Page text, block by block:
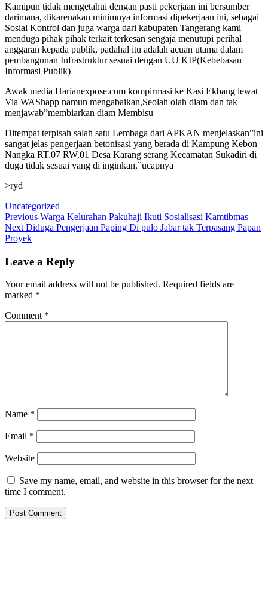
Kamipun tidak mengetahui dengan pasti pekerjaan ini bersumber
darimana, dikarenakan minimnya informasi dipekerjaan ini, sebagai
Sosial Kontrol dan juga warga dari kabupaten Tangerang kami
menduga pihak pihak terkait terkesan sengaja menutupi perihal
anggaran kepada publik, padahal itu adalah acuan utama dalam
pembangunan Infrastruktur sesuai dengan UU KIP(Kebebasan
Informasi Publik)
Awak media Harianexpose.com kompirmasi ke Kasi Ekbang lewat
Via WAShapp namun mengabaikan,Seolah olah diam dan tak
menjawab”membiarkan diam Membisu
Ditempat terpisah salah satu Lembaga dari APKAN menjelaskan”ini
sangat jelas pengerjaan betonisasi yang berada di Kampung Kebon
Nangka RT.07 RW.01 Desa Karang serang Kecamatan Sukadiri di
duga tidak sesuai yang di inginkan,”ucapnya
>ryd
Uncategorized
Post
navigation
Previous Previous
post:
Warga Kelurahan Pakuhaji Ikuti Sosialisasi Kamtibmas
Next Next
post:
Diduga Pengerjaan Paping Di pulo Jabar tak Terpasang Papan
Proyek
Leave a Reply
Your email address will not be published. Required fields are
marked *
Comment *
Name *
Email *
Website
Save my name, email, and website in this browser for the next
time I comment.